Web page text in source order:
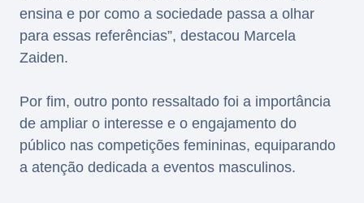
ensina e por como a sociedade passa a olhar
para essas referências”, destacou Marcela
Zaiden.
Por fim, outro ponto ressaltado foi a importância
de ampliar o interesse e o engajamento do
público nas competições femininas, equiparando
a atenção dedicada a eventos masculinos.